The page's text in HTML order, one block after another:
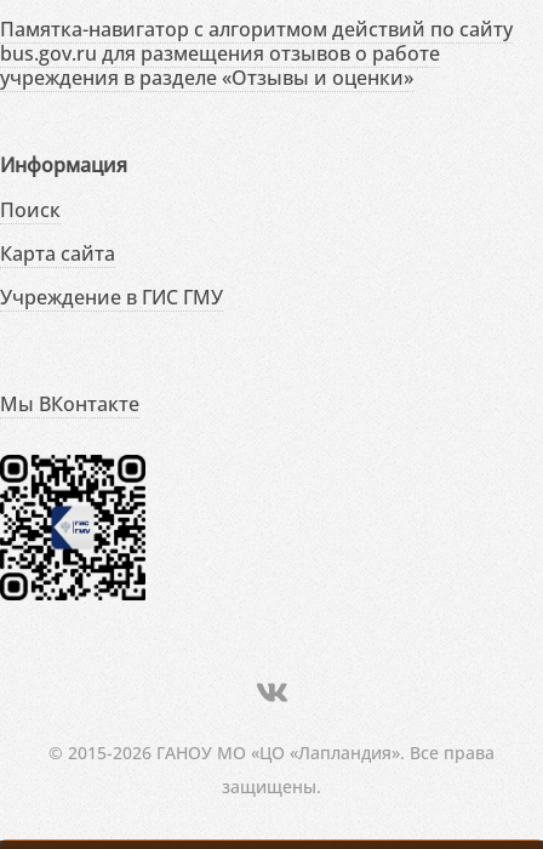
Памятка-навигатор с алгоритмом действий по сайту
bus.gov.ru для размещения отзывов о работе
учреждения в разделе «Отзывы и оценки»
Информация
Поиск
Карта сайта
Учреждение в ГИС ГМУ
Мы ВКонтакте
© 2015-2026 ГАНОУ МО «ЦО «Лапландия». Все права
защищены.